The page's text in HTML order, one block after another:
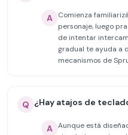
A
Comienza
personaje, luego
de intentar
gradual te ayuda a
mecanismos de
Q ¿Hay atajos de
A Aunque está